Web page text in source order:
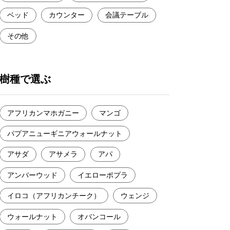
ベッド カウンター 会議テーブル
その他
樹種で選ぶ
アフリカンマホガニー マンゴ
パプアニューギニアウォールナット
アサダ アサメラ アパ
アンバーウッド イエローポプラ
イロコ（アフリカンチーク） ウェンジ
ウォールナット オバンコール